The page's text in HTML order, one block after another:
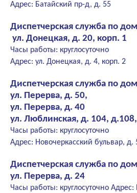
Адрес: Батайский пр-д, д. 55
Диспетчерская служба по
ул. Донецкая, д. 20, корп. 1
Часы работы: круглосуточно
Адрес: ул. Донецкая, д. 4, корп. 2
Диспетчерская служба по
ул. Перерва, д. 50,
ул. Перерва, д. 40
ул. Люблинская, д. 104,
Часы работы: круглосуточно
Адрес: Новочеркасский бульвар, д.
Диспетчерская служба по
ул. Перерва, д. 24
Часы работы: круглосуточно Адрес: